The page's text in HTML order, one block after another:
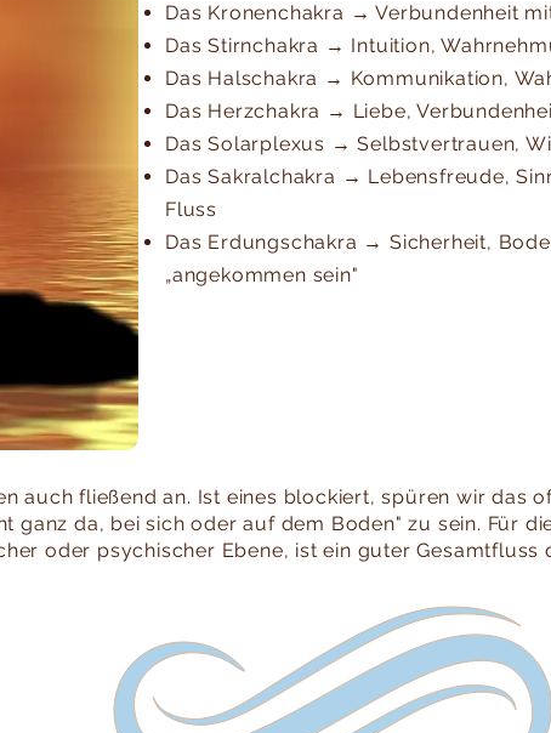
Das Kronenchakra → Verbundenheit
Das Stirnchakra → Intuition,
Das Halschakra → Kommunikation,
Das Herzchakra → Liebe,
Das Solarplexus → Selbstvertrauen,
Das Sakralchakra → Lebensfreude,
Fluss
Das Erdungschakra → Sicherheit,
„angekommen sein"
auch fließend an. Ist eines blockiert, spüren wir das
ganz da, bei sich oder auf dem Boden" zu sein. Für
oder psychischer Ebene, ist ein guter Gesamtfluss